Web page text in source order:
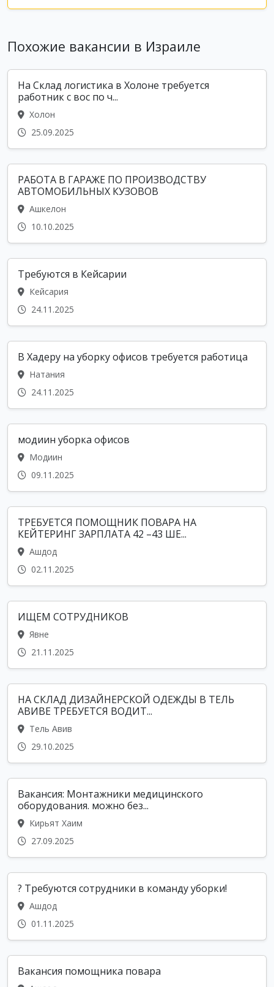
Похожие вакансии в Израиле
На Склад логистика в Холоне требуется
работник с вос по ч...
Холон
25.09.2025
РАБОТА В ГАРАЖЕ ПО ПРОИЗВОДСТВУ
АВТОМОБИЛЬНЫХ КУЗОВОВ
Ашкелон
10.10.2025
Требуются в Кейсарии
Кейсария
24.11.2025
В Хадеру на уборку офисов требуется работица
Натания
24.11.2025
модиин уборка офисов
Модиин
09.11.2025
ТРЕБУЕТСЯ ПОМОЩНИК ПОВАРА НА
КЕЙТЕРИНГ ЗАРПЛАТА 42 –43 ШЕ...
Ашдод
02.11.2025
ИЩЕМ СОТРУДНИКОВ
Явне
21.11.2025
НА СКЛАД ДИЗАЙНЕРСКОЙ ОДЕЖДЫ В ТЕЛЬ
АВИВЕ ТРЕБУЕТСЯ ВОДИТ...
Тель Авив
29.10.2025
Вакансия: Монтажники медицинского
оборудования. можно без...
Кирьят Хаим
27.09.2025
? Требуются сотрудники в команду уборки!
Ашдод
01.11.2025
Вакансия помощника повара